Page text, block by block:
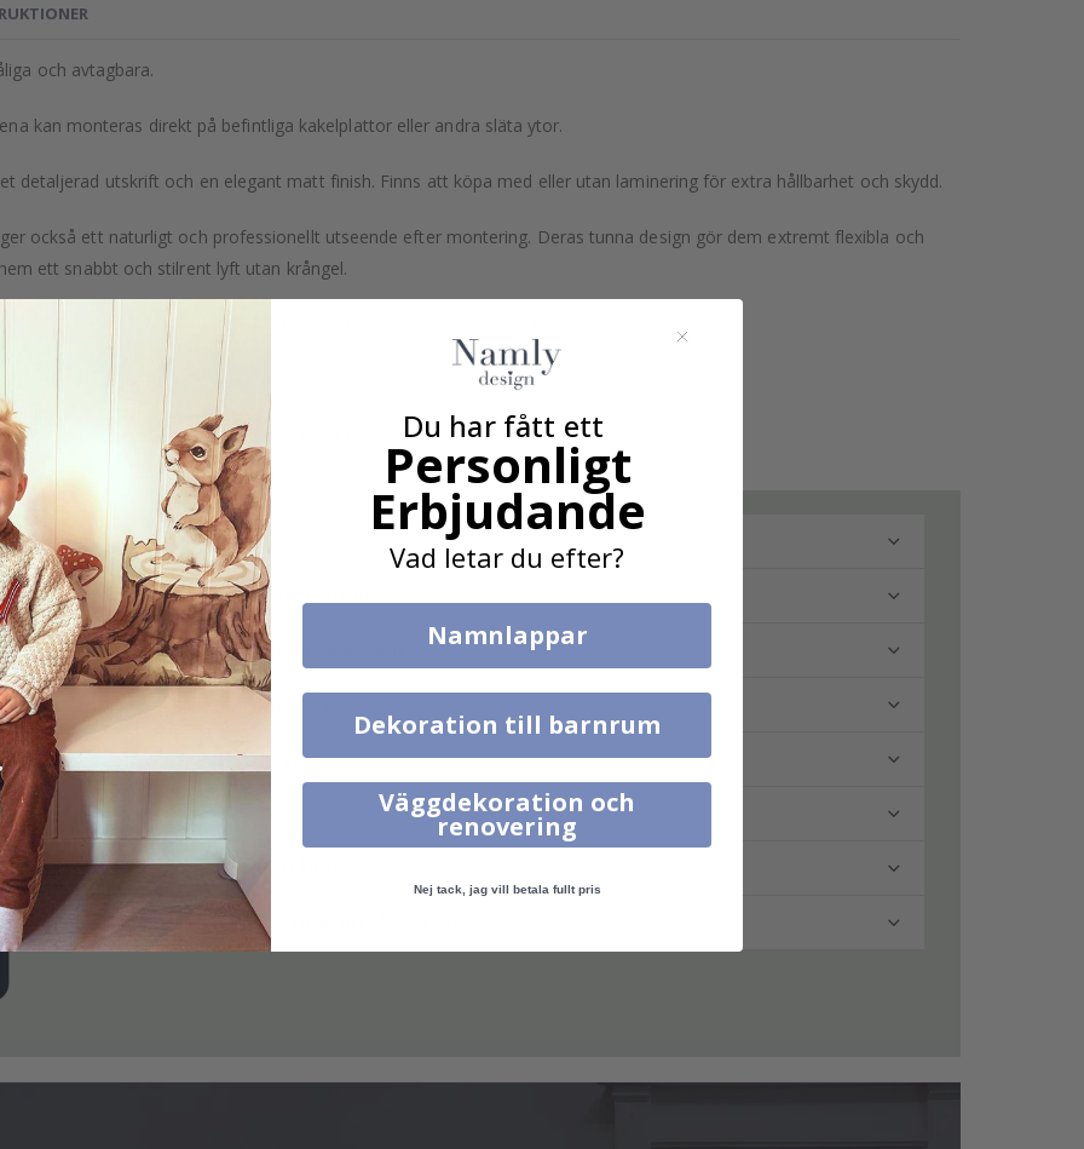
och avtagbara.
kan monteras direkt på befintliga kakelplattor eller andra släta ytor.
detaljerad utskrift och en elegant matt finish. Finns att köpa med eller utan laminering för extra hållbarhet och skydd.
också ett naturligt och professionellt utseende efter montering. Deras tunna design gör dem extremt flexibla och
ett snabbt och stilrent lyft utan krångel.
beställning" för att beställa i specialmått som passar dina behov.
specialanpassningar, vänligen kontakta oss.
Vad är kakeldekor?
Fungerar dekoren i kök eller badrum?
På vilka ytor kan jag sätta kakeldekoren?
Hur applicerar jag kakeldekoren?
Hur levereras kakeldekoren?
Hur rengör jag ytan?
Vad gör jag om jag har fler frågor?
Kan man ta bort kakeldekor utan att få märken?
Du har fått ett
Personligt
Erbjudande
Vad letar du efter?
Namnlappar
Dekoration till barnrum
Väggdekoration och
renovering
Nej tack, jag vill betala fullt pris